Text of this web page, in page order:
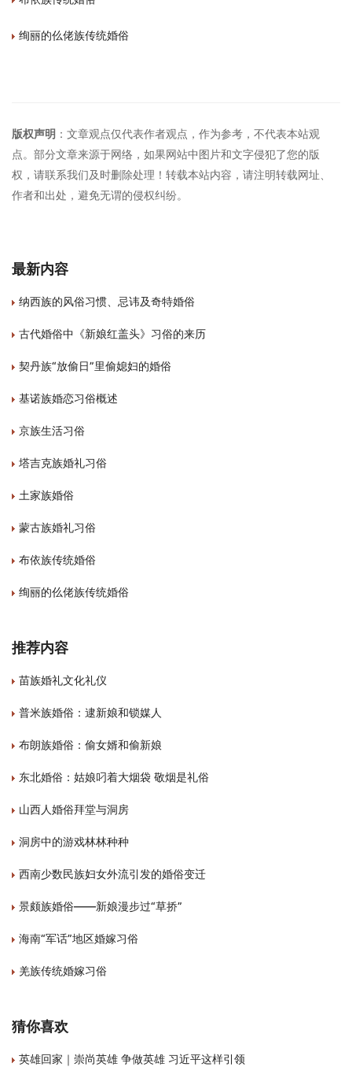
绚丽的仫佬族传统婚俗
版权声明 ：文章观点仅代表作者观点，作为参考，不代表本站观
点。部分文章来源于网络，如果网站中图片和文字侵犯了您的版
权，请联系我们及时删除处理！转载本站内容，请注明转载网址、
作者和出处，避免无谓的侵权纠纷。
最新内容
纳西族的风俗习惯、忌讳及奇特婚俗
古代婚俗中《新娘红盖头》习俗的来历
契丹族“放偷日”里偷媳妇的婚俗
基诺族婚恋习俗概述
京族生活习俗
塔吉克族婚礼习俗
土家族婚俗
蒙古族婚礼习俗
布依族传统婚俗
绚丽的仫佬族传统婚俗
推荐内容
苗族婚礼文化礼仪
普米族婚俗：逮新娘和锁媒人
布朗族婚俗：偷女婿和偷新娘
东北婚俗：姑娘叼着大烟袋 敬烟是礼俗
山西人婚俗拜堂与洞房
洞房中的游戏林林种种
西南少数民族妇女外流引发的婚俗变迁
景颇族婚俗——新娘漫步过“草挢”
海南“军话”地区婚嫁习俗
羌族传统婚嫁习俗
猜你喜欢
英雄回家｜崇尚英雄 争做英雄 习近平这样引领